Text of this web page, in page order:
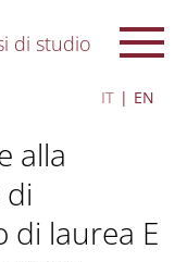
di studio
IT EN
alla
di laurea E